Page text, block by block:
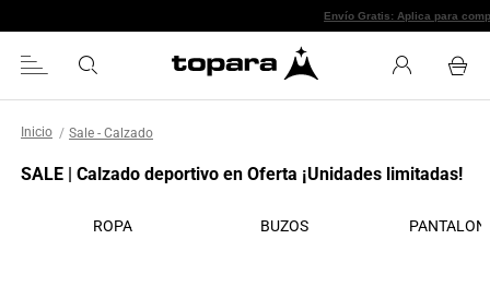
Envío Gratis:
Sale - Calzado
SALE | Calzado deportivo en Oferta ¡Unidades limitadas!
ROPA BUZOS